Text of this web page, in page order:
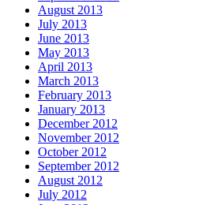
August 2013
July 2013
June 2013
May 2013
April 2013
March 2013
February 2013
January 2013
December 2012
November 2012
October 2012
September 2012
August 2012
July 2012